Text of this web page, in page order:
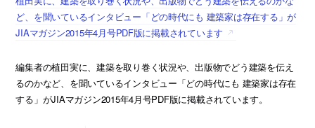
ど、を聞いているインタビュー「どの時代にも 建築家は存在する」が
JIAマガジン2015年4月号PDF版に掲載されています
編集者の植田実に、建築を取り巻く状況や、出版物でどう建築を伝え
るのかなど、を聞いているインタビュー「どの時代にも 建築家は存在
する」がJIAマガジン2015年4月号PDF版に掲載されています。